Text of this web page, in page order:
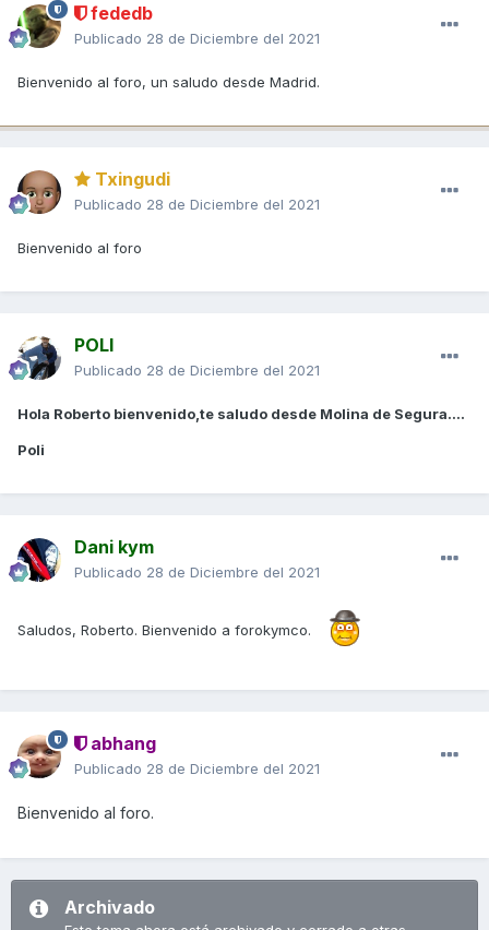
fededb
Publicado 28 de Diciembre del 2021
Bienvenido al foro, un saludo desde Madrid.
Txingudi
Publicado 28 de Diciembre del 2021
Bienvenido al foro
POLI
Publicado 28 de Diciembre del 2021
Hola Roberto bienvenido,te saludo desde Molina de Segura....
Poli
Dani kym
Publicado 28 de Diciembre del 2021
Saludos, Roberto. Bienvenido a forokymco.
abhang
Publicado 28 de Diciembre del 2021
Bienvenido al foro.
Archivado